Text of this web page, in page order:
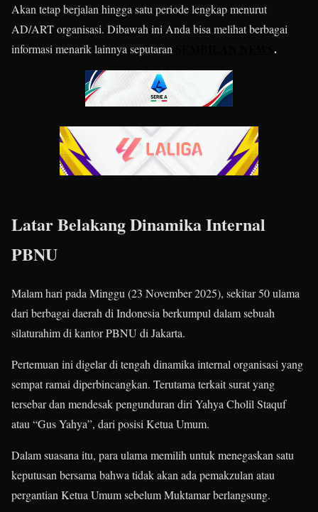
Akan tetap berjalan hingga satu periode lengkap menurut
AD/ART organisasi. Dibawah ini Anda bisa melihat berbagai
informasi menarik lainnya seputaran
.
Latar Belakang Dinamika Internal
PBNU
Malam hari pada Minggu (23 November 2025), sekitar 50 ulama
dari berbagai daerah di Indonesia berkumpul dalam sebuah
silaturahim di kantor PBNU di Jakarta.
Pertemuan ini digelar di tengah dinamika internal organisasi yang
sempat ramai diperbincangkan. Terutama terkait surat yang
tersebar dan mendesak pengunduran diri Yahya Cholil Staquf
atau “Gus Yahya”, dari posisi Ketua Umum.
Dalam suasana itu, para ulama memilih untuk menegaskan satu
keputusan bersama bahwa tidak akan ada pemakzulan atau
pergantian Ketua Umum sebelum Muktamar berlangsung.